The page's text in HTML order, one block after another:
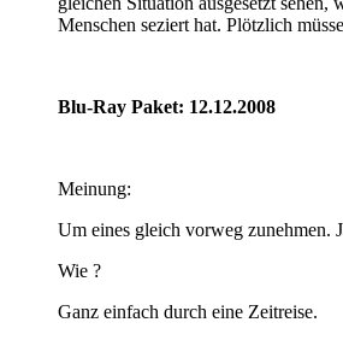
Menschen seziert hat. Plötzlich
Blu-Ray Paket: 12.12.2008
Meinung:
Um eines gleich vorweg zunehmen.
Wie ?
Ganz einfach durch eine Zeitreise.